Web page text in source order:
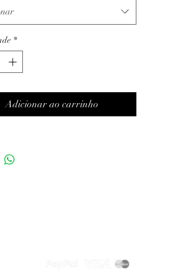
*
Adicionar ao carrinho